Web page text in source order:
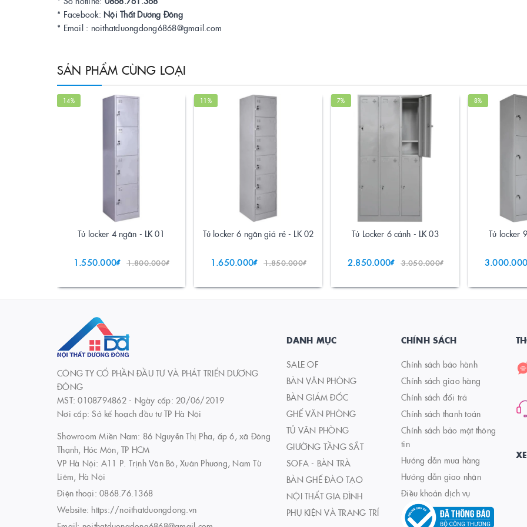
* Facebook: Nội Thất Dương Đông
* Email : noithatduongdong6868@gmail.com
SẢN PHẨM CÙNG LOẠI
14%
Tủ locker 4 ngăn - LK 01
1.550.000₫ 1.800.000₫
11%
Tủ locker 6 ngăn giá rẻ - LK 02
1.650.000₫ 1.850.000₫
7%
Tủ Locker 6 cánh - LK 03
2.850.000₫ 3.050.000₫
8%
Tủ locker
CÔNG TY CỔ PHẦN ĐẦU TƯ VÀ PHÁT TRIỂN DƯƠNG
ĐÔNG
MST: 0108794862 - Ngày cấp: 20/06/2019
Nơi cấp: Sở kế hoạch đầu tư TP Hà Nội
Showroom Miền Nam: 86 Nguyễn Thị Pha, ấp 6, xã Đông
Thạnh, Hóc Môn, TP HCM
VP Hà Nội: A11 P. Trịnh Văn Bô, Xuân Phương, Nam Từ
Liêm, Hà Nội
Điện thoại: 0868.76.1368
Website: https://noithatduongdong.vn
DANH MỤC
SALE OF
BÀN VĂN PHÒNG
BÀN GIÁM ĐỐC
GHẾ VĂN PHÒNG
TỦ VĂN PHÒNG
GIƯỜNG TẦNG SẮT
SOFA - BÀN TRÀ
BÀN GHẾ ĐÀO TẠO
NỘI THẤT GIA ĐÌNH
PHỤ KIỆN VÀ TRANG TRÍ
CHÍNH SÁCH
Chính sách bảo hành
Chính sách giao hàng
Chính sách đổi trả
Chính sách thanh toán
Chính sách bảo mật thông
tin
Hướng dẫn mua hàng
Hướng dẫn giao nhận
Điều khoản dịch vụ